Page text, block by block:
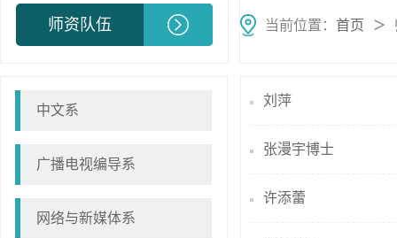
师资队伍 当前位置： 首页 ＞
中文系
广播电视编导系
网络与新媒体系
刘萍
张漫宇博士
许添蕾